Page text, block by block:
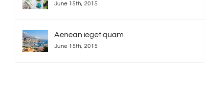
June 15th, 2015
Aenean ieget quam
June 15th, 2015